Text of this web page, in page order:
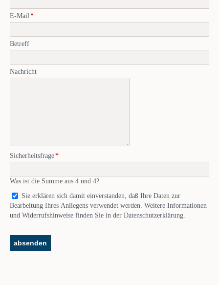
Pflichtfeld
E-Mail *
Betreff
Nachricht
Pflichtfeld
Sicherheitsfrage*
Was ist die Summe aus 4 und 4?
Sie erklären sich damit einverstanden, daß Ihre Daten zur
Bearbeitung Ihres Anliegens verwendet werden. Weitere Informationen
und Widerrufshinweise finden Sie in der Datenschutzerklärung.